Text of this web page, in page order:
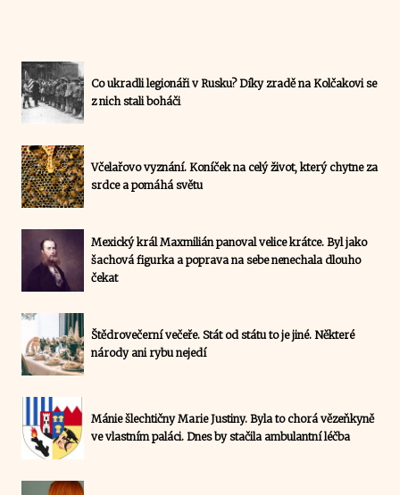
Co ukradli legionáři v Rusku? Díky zradě na Kolčakovi se
z nich stali boháči
Včelařovo vyznání. Koníček na celý život, který chytne za
srdce a pomáhá světu
Mexický král Maxmilián panoval velice krátce. Byl jako
šachová figurka a poprava na sebe nenechala dlouho
čekat
Štědrovečerní večeře. Stát od státu to je jiné. Některé
národy ani rybu nejedí
Mánie šlechtičny Marie Justiny. Byla to chorá vězeňkyně
ve vlastním paláci. Dnes by stačila ambulantní léčba